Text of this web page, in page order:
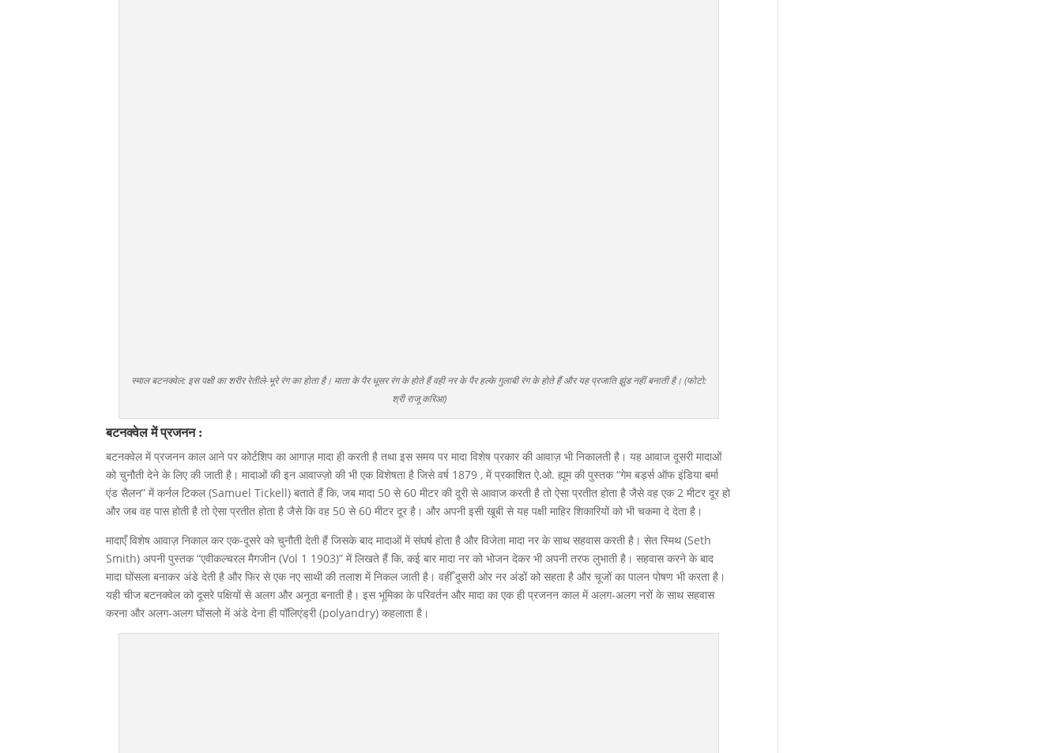
स्माल बटनक्वेल: इस पक्षी का शरीर रेतीले-भूरे रंग का होता है। माता के पैर धूसर रंग के होते हैं वही नर के पैर हल्के गुलाबी रंग के होते हैं और यह प्रजाति झुंड नहीं बनाती है। (फोटो:
श्री राजू करिआ)
बटनक्वेल में प्रजनन :
बटनक्वेल में प्रजनन काल आने पर कोर्टशिप का आगाज़ मादा ही करती है तथा इस समय पर मादा विशेष प्रकार की आवाज़ भी निकालती है। यह आवाज दूसरी मादाओं
को चुनौती देने के लिए की जाती है। मादाओं की इन आवाज्ज़ो की भी एक विशेषता है जिसे वर्ष 1879 , में प्रकाशित ऐ.ओ. ह्यूम की पुस्तक “गेम बर्ड्स ऑफ इंडिया बर्मा
एंड सैलन” में कर्नल टिकल (Samuel Tickell) बताते हैं कि, जब मादा 50 से 60 मीटर की दूरी से आवाज करती है तो ऐसा प्रतीत होता है जैसे वह एक 2 मीटर दूर हो
और जब वह पास होती है तो ऐसा प्रतीत होता है जैसे कि वह 50 से 60 मीटर दूर है। और अपनी इसी खूबी से यह पक्षी माहिर शिकारियों को भी चकमा दे देता है।
मादाएँ विशेष आवाज़ निकाल कर एक-दूसरे को चुनौती देती हैं जिसके बाद मादाओं में संघर्ष होता है और विजेता मादा नर के साथ सहवास करती है। सेत स्मिथ (Seth
Smith) अपनी पुस्तक “एवीकल्चरल मैगजीन (Vol 1 1903)” में लिखते हैं कि, कई बार मादा नर को भोजन देकर भी अपनी तरफ लुभाती है। सहवास करने के बाद
मादा घोंसला बनाकर अंडे देती है और फिर से एक नए साथी की तलाश में निकल जाती है। वहीँ दूसरी ओर नर अंडों को सहता है और चूजों का पालन पोषण भी करता है।
यही चीज बटनक्वेल को दूसरे पक्षियों से अलग और अनूठा बनाती है। इस भूमिका के परिवर्तन और मादा का एक ही प्रजनन काल में अलग-अलग नरों के साथ सहवास
करना और अलग-अलग घोंसलो में अंडे देना ही पॉलिएंड्री (polyandry) कहलाता है।